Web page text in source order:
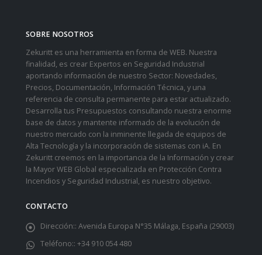
SOBRE NOSOTROS
Zekuritt es una herramienta en forma de WEB. Nuestra
finalidad, es crear Expertos en Seguridad Industrial
aportando información de nuestro Sector: Novedades,
Precios, Documentación, Información Técnica, y una
referencia de consulta permanente para estar actualizado.
Desarrolla tus Presupuestos consultando nuestra enorme
base de datos y mantente informado de la evolución de
nuestro mercado con la inminente llegada de equipos de
Alta Tecnología y la incorporación de sistemas con iA. En
Zekuritt creemos en la importancia de la Información y crear
la Mayor WEB Global especializada en Protección Contra
Incendios y Seguridad Industrial, es nuestro objetivo.
CONTACTO
Dirección:: Avenida Europa N°35 Málaga, España (29003)
Teléfono:: +34 910 054 480